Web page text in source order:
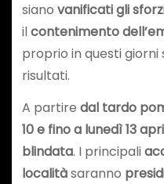
siano vanificati gli
ilcontenimento
proprio in questi
risultati.
A partire dal tardo
10 e fino a lunedì 13
blindata. I principali
localitàsaranno